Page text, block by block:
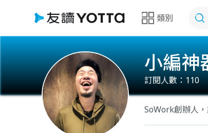
類別
小編神
訂閱人數：110
SoWork創辦人